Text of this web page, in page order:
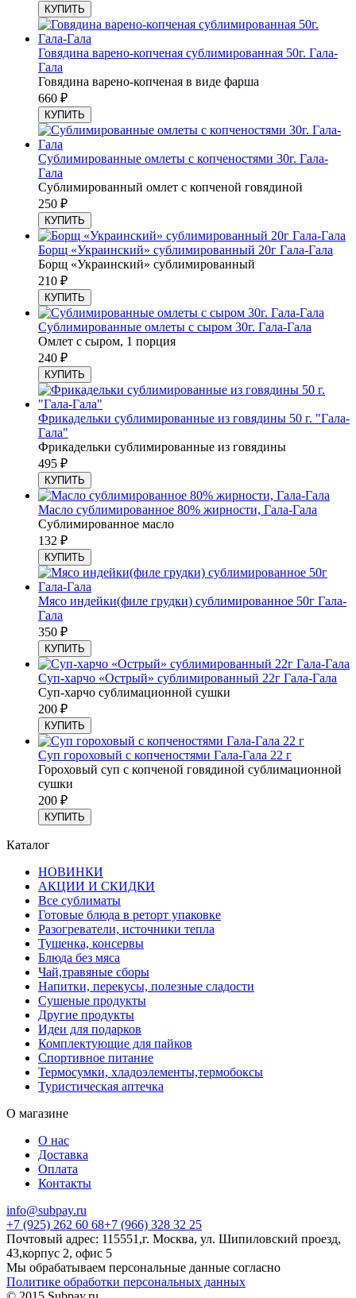
КУПИТЬ
Говядина варено-копченая сублимированная 50г. Гала-
Гала
Говядина варено-копченая в виде фарша
660 ₽
КУПИТЬ
Сублимированные омлеты с копченостями 30г. Гала-
Гала
Сублимированный омлет с копченой говядиной
250 ₽
КУПИТЬ
Борщ «Украинский» сублимированный 20г Гала-Гала
Борщ «Украинский» сублимированный
210 ₽
КУПИТЬ
Сублимированные омлеты с сыром 30г. Гала-Гала
Омлет с сыром, 1 порция
240 ₽
КУПИТЬ
Фрикадельки сублимированные из говядины 50 г. "Гала-
Гала"
Фрикадельки сублимированные из говядины
495 ₽
КУПИТЬ
Масло сублимированное 80% жирности, Гала-Гала
Сублимированное масло
132 ₽
КУПИТЬ
Мясо индейки(филе грудки) сублимированное 50г Гала-
Гала
350 ₽
КУПИТЬ
Суп-харчо «Острый» сублимированный 22г Гала-Гала
Суп-харчо сублимационной сушки
200 ₽
КУПИТЬ
Суп гороховый с копченостями Гала-Гала 22 г
Гороховый суп с копченой говядиной сублимационной
сушки
200 ₽
КУПИТЬ
Каталог
НОВИНКИ
АКЦИИ И СКИДКИ
Все сублиматы
Готовые блюда в реторт упаковке
Разогреватели, источники тепла
Тушенка, консервы
Блюда без мяса
Чай,травяные сборы
Напитки, перекусы, полезные сладости
Сушеные продукты
Другие продукты
Идеи для подарков
Комплектующие для пайков
Спортивное питание
Термосумки, хладоэлементы,термобоксы
Туристическая аптечка
О магазине
О нас
Доставка
Оплата
Контакты
info@subpay.ru
+7 (925) 262 60 68+7 (966) 328 32 25
Почтовый адрес: 115551,г. Москва, ул. Шипиловский проезд,
43,корпус 2, офис 5
Мы обрабатываем персональные данные согласно
Политике обработки персональных данных